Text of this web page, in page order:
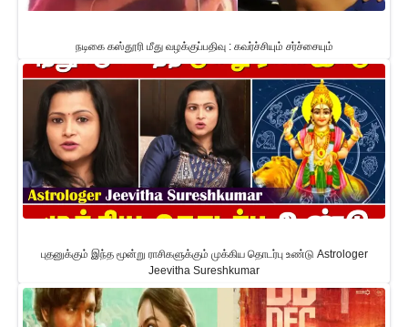
நடிகை கஸ்தூரி மீது வழக்குப்பதிவு : கவர்ச்சியும் சர்ச்சையும்
புதனுக்கும் இந்த மூன்று ராசிகளுக்கும் முக்கிய தொடர்பு உண்டு Astrologer
Jeevitha Sureshkumar